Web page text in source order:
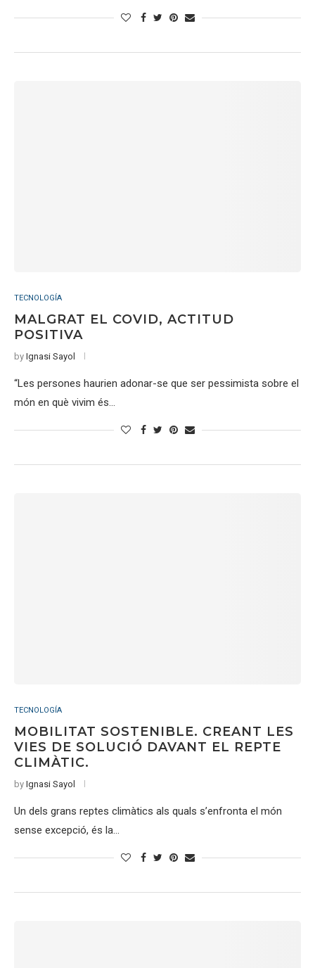
TECNOLOGÍA
MALGRAT EL COVID, ACTITUD
POSITIVA
by Ignasi Sayol
“Les persones haurien adonar-se que ser pessimista sobre el
món en què vivim és…
TECNOLOGÍA
MOBILITAT SOSTENIBLE. CREANT LES
VIES DE SOLUCIÓ DAVANT EL REPTE
CLIMÀTIC.
by Ignasi Sayol
Un dels grans reptes climàtics als quals s’enfronta el món
sense excepció, és la…